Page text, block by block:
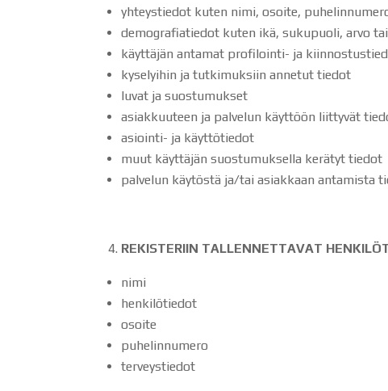
yhteystiedot kuten nimi, osoite,
demografiatiedot kuten ikä, sukupuoli, arvo
käyttäjän antamat profilointi- ja
kyselyihin ja tutkimuksiin annetut tiedot
luvat ja suostumukset
asiakkuuteen ja palvelun käyttöön liittyvät
asiointi- ja käyttötiedot
muut käyttäjän suostumuksella kerätyt tiedot
palvelun käytöstä ja/tai asiakkaan antamista
REKISTERIIN TALLENNETTAVAT
nimi
henkilötiedot
osoite
puhelinnumero
terveystiedot